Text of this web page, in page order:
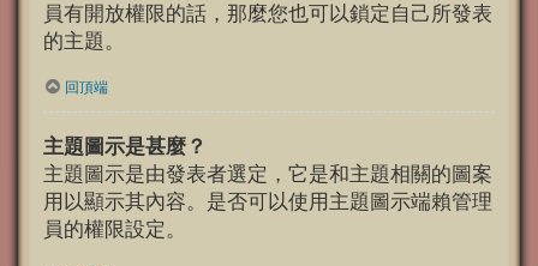
員有開放權限的話，那麼您也可以鎖定自己所發表
的主題。
回頂端
主題圖示是甚麼？
主題圖示是由發表者選定，它是和主題相關的圖案
用以顯示其內容。是否可以使用主題圖示端賴管理
員的權限設定。